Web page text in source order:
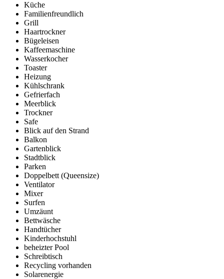
Küche
Familienfreundlich
Grill
Haartrockner
Bügeleisen
Kaffeemaschine
Wasserkocher
Toaster
Heizung
Kühlschrank
Gefrierfach
Meerblick
Trockner
Safe
Blick auf den Strand
Balkon
Gartenblick
Stadtblick
Parken
Doppelbett (Queensize)
Ventilator
Mixer
Surfen
Umzäunt
Bettwäsche
Handtücher
Kinderhochstuhl
beheizter Pool
Schreibtisch
Recycling vorhanden
Solarenergie